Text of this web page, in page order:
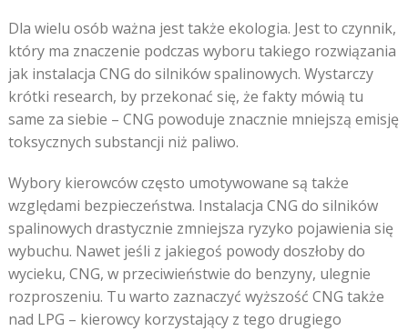
Dla wielu osób ważna jest także ekologia. Jest to czynnik,
który ma znaczenie podczas wyboru takiego rozwiązania
jak instalacja CNG do silników spalinowych. Wystarczy
krótki research, by przekonać się, że fakty mówią tu
same za siebie – CNG powoduje znacznie mniejszą emisję
toksycznych substancji niż paliwo.
Wybory kierowców często umotywowane są także
względami bezpieczeństwa. Instalacja CNG do silników
spalinowych drastycznie zmniejsza ryzyko pojawienia się
wybuchu. Nawet jeśli z jakiegoś powody doszłoby do
wycieku, CNG, w przeciwieństwie do benzyny, ulegnie
rozproszeniu. Tu warto zaznaczyć wyższość CNG także
nad LPG – kierowcy korzystający z tego drugiego